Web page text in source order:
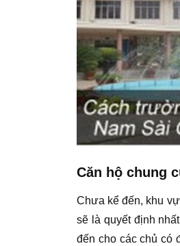
Căn hộ chung
Chưa kể đến, khu
sẽ là quyết định
đến cho các chủ có